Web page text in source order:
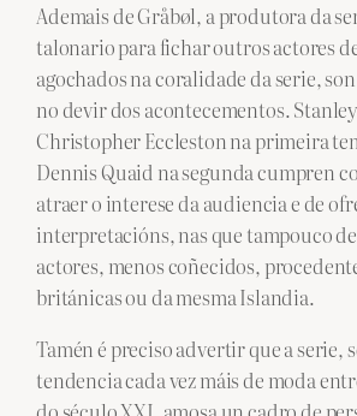
Ademais de Gråbøl, a produtora da
talonario para fichar outros actores
agochados na coralidade da serie,
no devir dos acontecementos.
Christopher Eccleston na primeira
Dennis Quaid na segunda cumpren
atraer o interese da audiencia e de
interpretacións, nas que tampouco
actores, menos coñecidos,
británicas ou da mesma Islandia.
Tamén é preciso advertir que a serie,
tendencia cada vez máis de moda